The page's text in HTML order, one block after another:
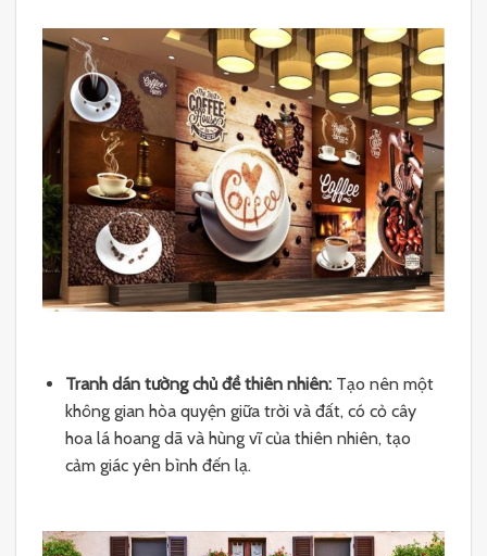
Tranh dán tường chủ đề thiên nhiên:Tạo nên một
không gian hòa quyện giữa trời và đất, có cỏ cây
hoa lá hoang dã và hùng vĩ của thiên nhiên, tạo
cảm giác yên bình đến lạ.